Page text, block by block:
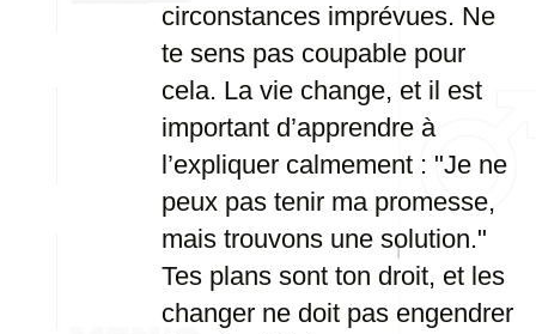
circonstances imprévues. Ne
te sens pas coupable pour
cela. La vie change, et il est
important d’apprendre à
l’expliquer calmement : "Je ne
peux pas tenir ma promesse,
mais trouvons une solution."
Tes plans sont ton droit, et les
changer ne doit pas engendrer